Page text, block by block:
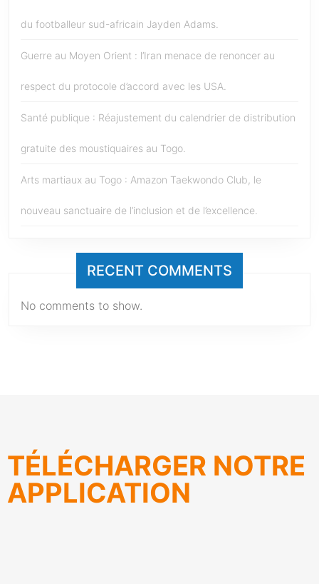
du footballeur sud-africain Jayden Adams.
Guerre au Moyen Orient : l’Iran menace de renoncer au
respect du protocole d’accord avec les USA.
Santé publique : Réajustement du calendrier de distribution
gratuite des moustiquaires au Togo.
Arts martiaux au Togo : Amazon Taekwondo Club, le
nouveau sanctuaire de l’inclusion et de l’excellence.
RECENT COMMENTS
No comments to show.
TÉLÉCHARGER NOTRE
APPLICATION